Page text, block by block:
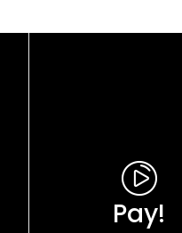
Pay!